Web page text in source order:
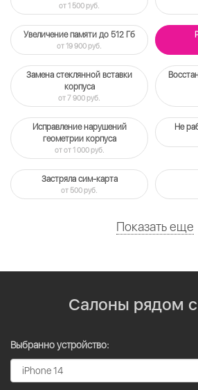
от 1 500 руб.
Увеличение памяти до 512 Гб
от 19 900 руб.
Замена стеклянной вставки
корпуса
от 7 900 руб.
Исправление нарушений
геометрии корпуса
от от 1 000 руб.
Не
Застряла сим-карта
от 500 руб.
Показать еще
Салоны рядом
Выбранно устройство: